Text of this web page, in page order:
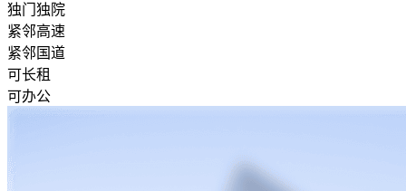
独门独院
紧邻高速
紧邻国道
可长租
可办公